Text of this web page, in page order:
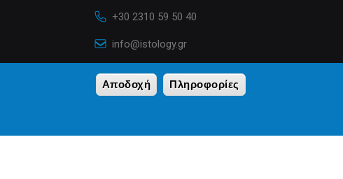
+30 2310 59 50 40
info@istology.gr
istology.gr
Αποδοχή Πληροφορίες